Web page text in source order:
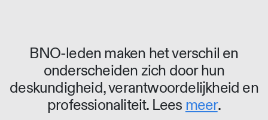
BNO-leden maken het verschil en
onderscheiden zich door hun
deskundigheid, verantwoordelijkheid en
professionaliteit. Lees meer.